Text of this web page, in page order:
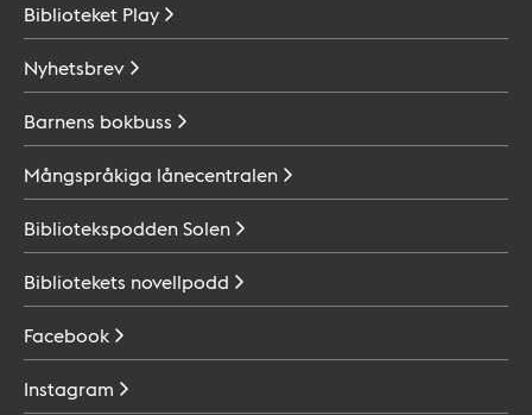
Biblioteket Play
Nyhetsbrev
Barnens bokbuss
Mångspråkiga lånecentralen
BibliotekspoddenSolen
Bibliotekets novellpodd
Facebook
Instagram